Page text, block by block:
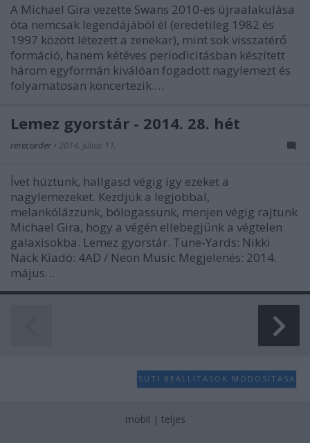
A Michael Gira vezette Swans 2010-es újraalakulása
óta nemcsak legendájából él (eredetileg 1982 és
1997 között létezett a zenekar), mint sok visszatérő
formáció, hanem kétéves periodicitásban készített
három egyformán kiválóan fogadott nagylemezt és
folyamatosan koncertezik.…
Lemez gyorstár - 2014. 28. hét
rerecorder • 2014. július 11.
Ívet húztunk, hallgasd végig így ezeket a
nagylemezeket. Kezdjük a legjobbal,
melankólázzunk, bólogassunk, menjen végig rajtunk
Michael Gira, hogy a végén ellebegjünk a végtelen
galaxisokba. Lemez gyorstár. Tune-Yards: Nikki
Nack Kiadó: 4AD / Neon Music Megjelenés: 2014.
május…
SÜTI BEÁLLÍTÁSOK MÓDOSÍTÁSA
mobil | teljes